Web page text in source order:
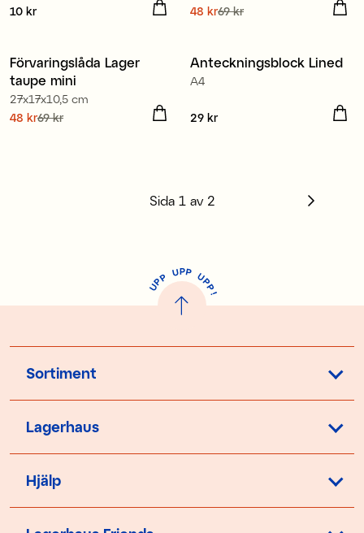
Pris:
10 kr Nuvarande pris
48 kr69 kr
Kampanj 30%
Förvaringslåda Lager
taupe mini
27x17x10,5 cm
Nuvarande pris
48 kr69 kr
Anteckningsblock Lined
A4
Pris:
29 kr
Sida 1 av 2
U
P
P UPP UP
P
!
Sortiment
Lagerhaus
Hjälp